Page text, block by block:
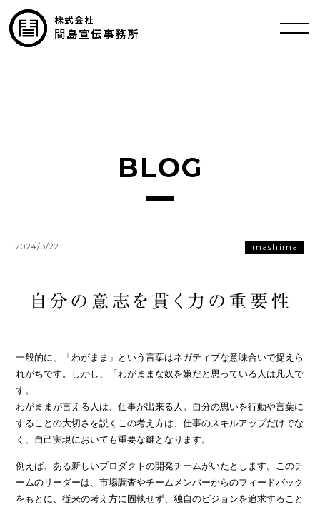
BLOG
2024/3/22 mashima
自分の意志を貫く力の重要性
一般的に、「わがまま」という言葉はネガティブな意味合いで捉えら
れがちです。しかし、「わがままな奴を嫌だと思っている人は凡人で
す。
わがままが言える人は、仕事が出来る人。自分の思いを行動や言葉に
することの大切さを説くこの考え方は、仕事のスキルアップだけでな
く、自己実現においても重要な鍵となります。
例えば、ある新しいプロダクトの開発チームがいたとします。このチ
ームのリーダーは、市場調査やチームメンバーからのフィードバック
をもとに、従来の考え方に固執せず、独自のビジョンを追求すること